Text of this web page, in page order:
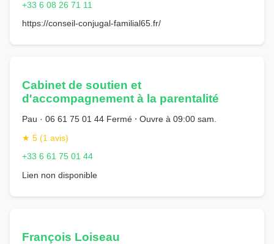
+33 6 08 26 71 11
https://conseil-conjugal-familial65.fr/
Cabinet de soutien et
d'accompagnement à la parentalité
Pau · 06 61 75 01 44 Fermé ⋅ Ouvre à 09:00 sam.
★ 5 (1 avis)
+33 6 61 75 01 44
Lien non disponible
François Loiseau